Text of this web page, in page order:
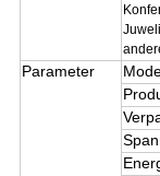
Parameter